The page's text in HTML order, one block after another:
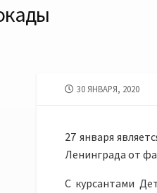
ДАТА
30 ЯНВАРЯ, 2020
27 января
Ленинграда от
С курсантами